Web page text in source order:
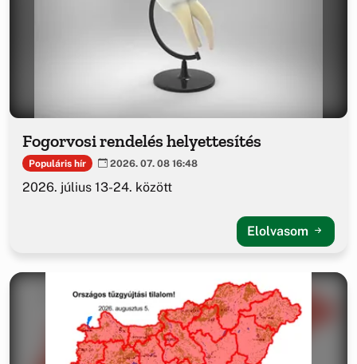
Fogorvosi rendelés helyettesítés
Populáris hír 2026. 07. 08 16:48
2026. július 13-24. között
Elolvasom